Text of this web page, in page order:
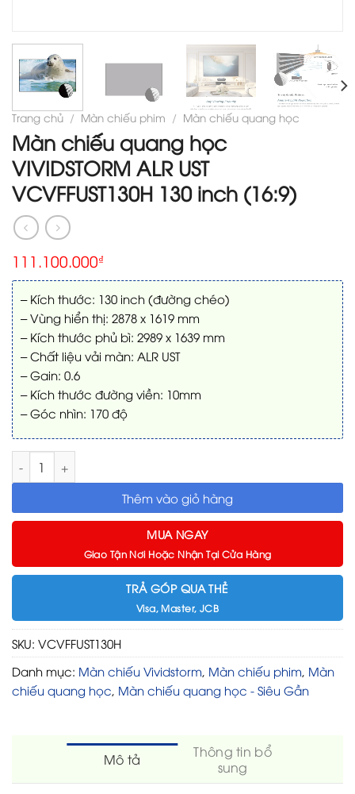
Trang chủ / Màn chiếu phim / Màn chiếu quang học
Màn chiếu quang học
VIVIDSTORM ALR UST
VCVFFUST130H 130 inch (16:9)
111.100.000₫
– Kích thước: 130 inch (đường chéo)
– Vùng hiển thị: 2878 x 1619 mm
– Kích thước phủ bì: 2989 x 1639 mm
– Chất liệu vải màn: ALR UST
– Gain: 0.6
– Kích thước đường viền: 10mm
– Góc nhìn: 170 độ
Màn chiếu quang học VIVIDSTORM ALR UST VCVFFUST130H
Thêm vào giỏ hàng
MUA NGAY
Giao Tận Nơi Hoặc Nhận Tại Cửa Hàng
TRẢ GÓP QUA THẺ
Visa, Master, JCB
SKU: VCVFFUST130H
Danh mục: Màn chiếu Vividstorm Màn chiếu phim Màn
chiếu quang học Màn chiếu quang học - Siêu Gần
Mô tả
Thông tin bổ
sung